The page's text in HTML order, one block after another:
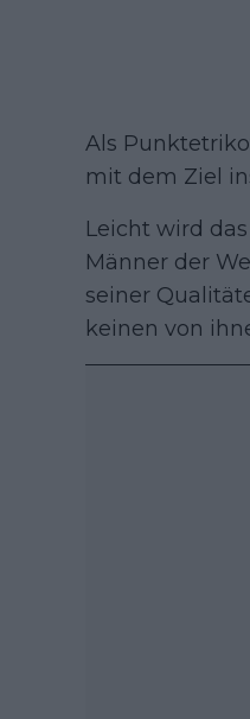
Als
mit dem Ziel
Leicht wird
Männer der
seiner
keinen von